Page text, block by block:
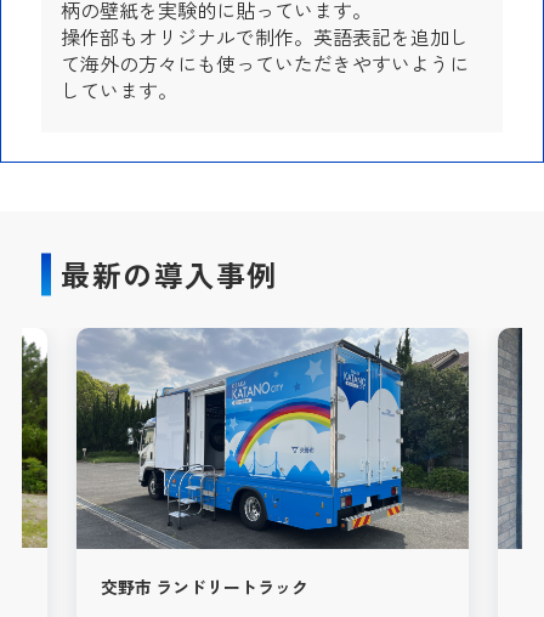
柄の壁紙を実験的に貼っています。
操作部もオリジナルで制作。英語表記を追加し
て海外の方々にも使っていただきやすいように
しています。
最新の導入事例
交野市 ランドリートラック